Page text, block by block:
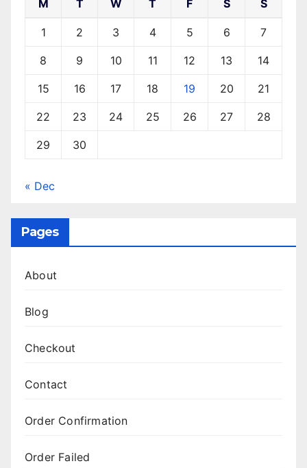
M T W T F S S
1 2 3 4 5 6 7
8 9 10 11 12 13 14
15 16 17 18 19 20 21
22 23 24 25 26 27 28
29 30
« Dec
Pages
About
Blog
Checkout
Contact
Order Confirmation
Order Failed